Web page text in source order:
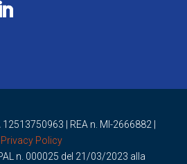
12513750963 | REA n. MI-2666882 |
Privacy Policy
n. 000025 del 21/03/2023 alla